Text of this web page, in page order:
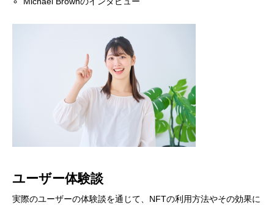
ユーザー体験談
実際のユーザーの体験談を通じて、NFTの利用方法やその効果に